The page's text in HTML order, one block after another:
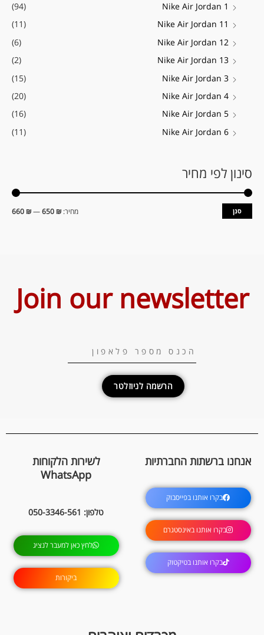
Nike Air Jordan 1
(94)
Nike Air Jordan 11
(11)
Nike Air Jordan 12
(6)
Nike Air Jordan 13
(2)
Nike Air Jordan 3
(15)
Nike Air Jordan 4
(20)
Nike Air Jordan 5
(16)
Nike Air Jordan 6
(11)
סינון לפי מחיר
סנן מחיר: ₪ 650
—
₪ 660
Join our newsletter
הרשמה לניוזלטר
אנחנו ברשתות החברתיות
בקרו אותנו בפייסבוק
בקרו אותנו באינסטגרם
בקרו אותנו בטיקטוק
לשירות הלקוחות
WhatsApp
טלפון: 050-3346-561
לחץ כאן למעבר לנציג
ביקורות